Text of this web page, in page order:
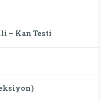
– Kan Testi